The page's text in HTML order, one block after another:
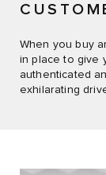
When you buy
in place to give
authenticated
exhilarating